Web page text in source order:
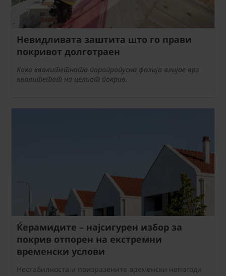
Невидливата заштита што го прави
покривот долготраен
Како квалитетната паропропусна фолија влијае врз
квалитетот на целиот покрив.
Ќерамидите – најсигурен избор за
покрив отпорен на екстремни
временски услови
Нестабилноста и поизразените временски непогоди